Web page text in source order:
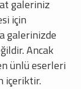
galeriniz
için
galerinizde
Ancak
ünlü eserleri
içeriktir.